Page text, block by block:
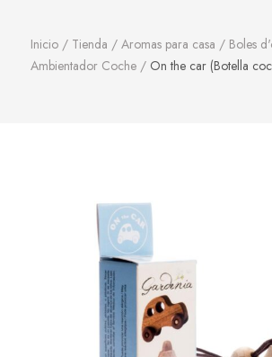
Inicio / Tienda / Aromas para casa / Boles
Ambientador Coche / On the car (Botella